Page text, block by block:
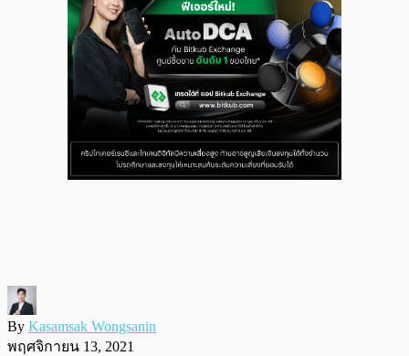
By Kasamsak Wongsanin
พฤศจิกายน 13, 2021